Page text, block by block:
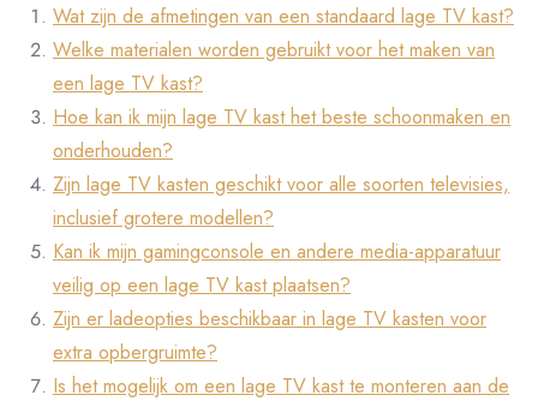
Wat zijn de afmetingen van een standaard lage TV kast?
Welke materialen worden gebruikt voor het maken van
een lage TV kast?
Hoe kan ik mijn lage TV kast het beste schoonmaken en
onderhouden?
Zijn lage TV kasten geschikt voor alle soorten televisies,
inclusief grotere modellen?
Kan ik mijn gamingconsole en andere media-apparatuur
veilig op een lage TV kast plaatsen?
Zijn er ladeopties beschikbaar in lage TV kasten voor
extra opbergruimte?
Is het mogelijk om een ​​lage TV kast te monteren aan de